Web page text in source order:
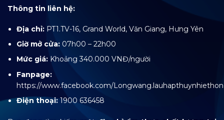
Thông tin liên hệ:
Địa chỉ: PT1.TV-16, Grand World, Văn Giang, Hưng Yên
Giờ mở cửa: 07h00 – 22h00
Mức giá: Khoảng 340.000 VNĐ/người
Fanpage:
https://www.facebook.com/
Điện thoại:1900 636458